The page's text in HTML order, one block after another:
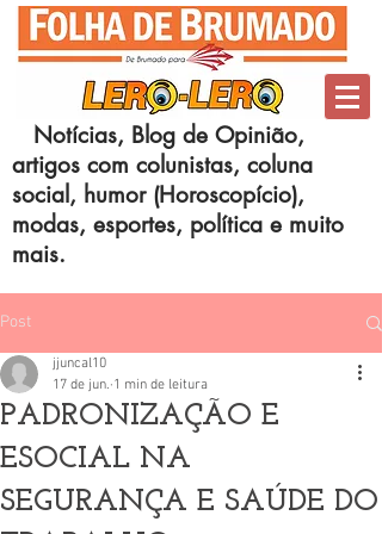
Notícias, Blog de Opinião,
artigos com colunistas, coluna
social, humor (Horoscopício),
modas, esportes, política e muito
mais.
Post
PADRONIZAÇÃO E
ESOCIAL NA
SEGURANÇA E SAÚDE DO
jjuncal10
17 de jun. 1 min de leitura